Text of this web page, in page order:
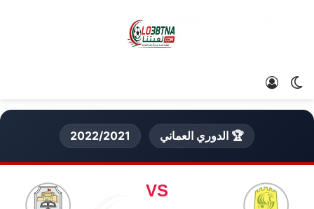
الوضع المظلم
🏆 الدوري العماني 2022/2021
VS